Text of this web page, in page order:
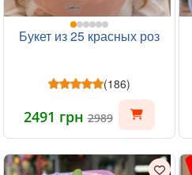
Букет из 25 красных роз
(186)
2491 грн2989